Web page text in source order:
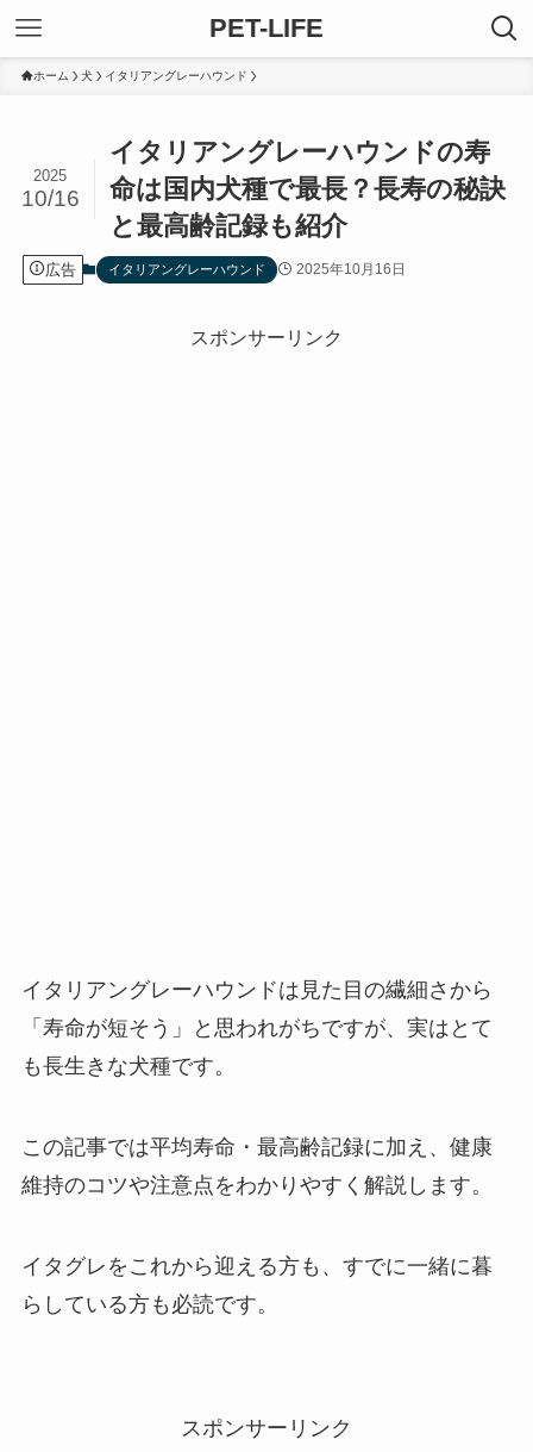
PET-LIFE
ホーム 犬 イタリアングレーハウンド
イタリアングレーハウンドの寿
命は国内犬種で最長？長寿の秘訣
と最高齢記録も紹介
2025
10/16
広告 イタリアングレーハウンド 2025年10月16日
スポンサーリンク
イタリアングレーハウンドは見た目の繊細さから
「寿命が短そう」と思われがちですが、実はとて
も長生きな犬種です。
この記事では平均寿命・最高齢記録に加え、健康
維持のコツや注意点をわかりやすく解説します。
イタグレをこれから迎える方も、すでに一緒に暮
らしている方も必読です。
スポンサーリンク